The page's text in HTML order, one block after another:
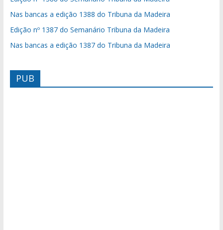
Nas bancas a edição 1388 do Tribuna da Madeira
Edição nº 1387 do Semanário Tribuna da Madeira
Nas bancas a edição 1387 do Tribuna da Madeira
PUB